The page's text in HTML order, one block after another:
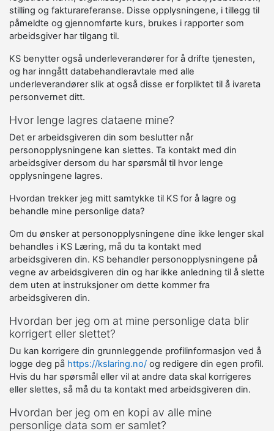
stilling og fakturareferanse. Disse opplysningene, i tillegg til
påmeldte og gjennomførte kurs, brukes i rapporter som
arbeidsgiver har tilgang til.
KS benytter også underleverandører for å drifte tjenesten,
og har inngått databehandleravtale med alle
underleverandører slik at også disse er forpliktet til å ivareta
personvernet ditt.
Hvor lenge lagres dataene mine?
Det er arbeidsgiveren din som beslutter når
personopplysningene kan slettes. Ta kontakt med din
arbeidsgiver dersom du har spørsmål til hvor lenge
opplysningene lagres.
Hvordan trekker jeg mitt samtykke til KS for å lagre og
behandle mine personlige data?
Om du ønsker at personopplysningene dine ikke lenger skal
behandles i KS Læring, må du ta kontakt med
arbeidsgiveren din. KS behandler personopplysningene på
vegne av arbeidsgiveren din og har ikke anledning til å slette
dem uten at instruksjoner om dette kommer fra
arbeidsgiveren din.
Hvordan ber jeg om at mine personlige data blir
korrigert eller slettet?
Du kan korrigere din grunnleggende profilinformasjon ved å
logge deg på https://kslaring.no/ og redigere din egen profil.
Hvis du har spørsmål eller vil at andre data skal korrigeres
eller slettes, så må du ta kontakt med arbeidsgiveren din.
Hvordan ber jeg om en kopi av alle mine
personlige data som er samlet?